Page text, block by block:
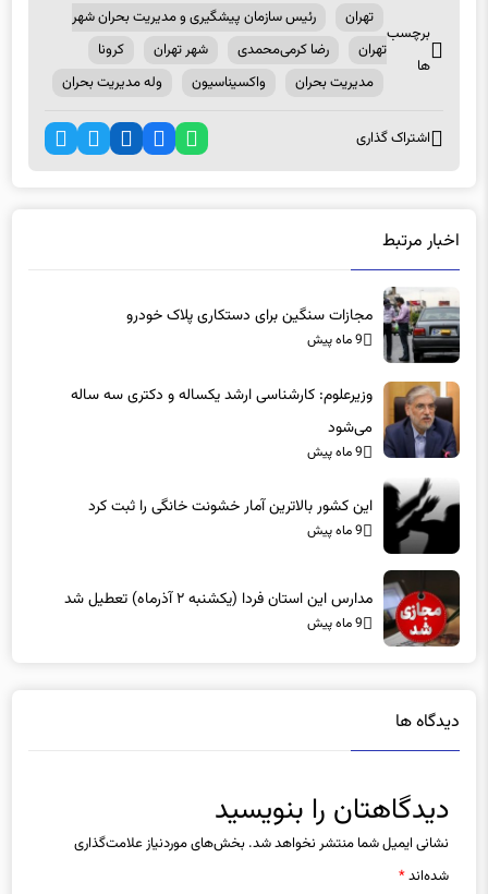
برچسب
ها
تهران
رئیس سازمان پیشگیری و مدیریت بحران شهر
تهران
رضا کرمی‌محمدی شهر تهران
کرونا
مدیریت بحران
واکسیناسیون وله مدیریت بحران
اشتراک گذاری
اخبار مرتبط
مجازات سنگین برای دستکاری پلاک خودرو
9 ماه پیش
وزیرعلوم: کارشناسی ارشد یکساله و دکتری سه ساله
می‌شود
9 ماه پیش
این کشور بالاترین آمار خشونت خانگی را ثبت کرد
9 ماه پیش
مدارس این استان فردا (یکشنبه ۲ آذرماه) تعطیل شد
9 ماه پیش
دیدگاه ها
دیدگاهتان را بنویسید
نشانی ایمیل شما منتشر نخواهد شد. بخش‌های موردنیاز علامت‌گذاری
شده‌اند*